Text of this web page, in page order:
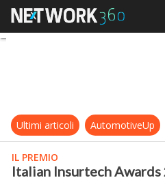
Italian
Ultimi articoli AutomotiveUp
IL PREMIO
Italian Insurtech